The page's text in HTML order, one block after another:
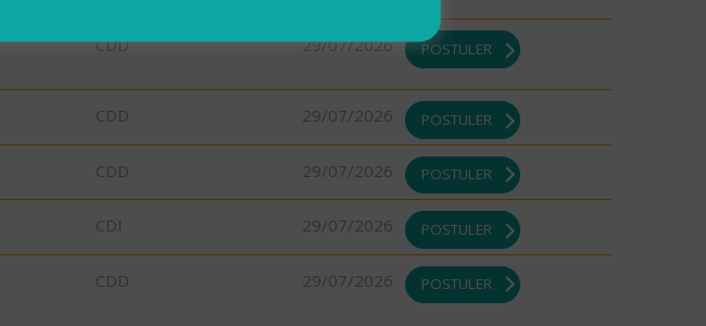
CDD 29/07/2026 POSTULER
CDD 29/07/2026 POSTULER
CDD 29/07/2026 POSTULER
CDI 29/07/2026 POSTULER
CDD 29/07/2026 POSTULER